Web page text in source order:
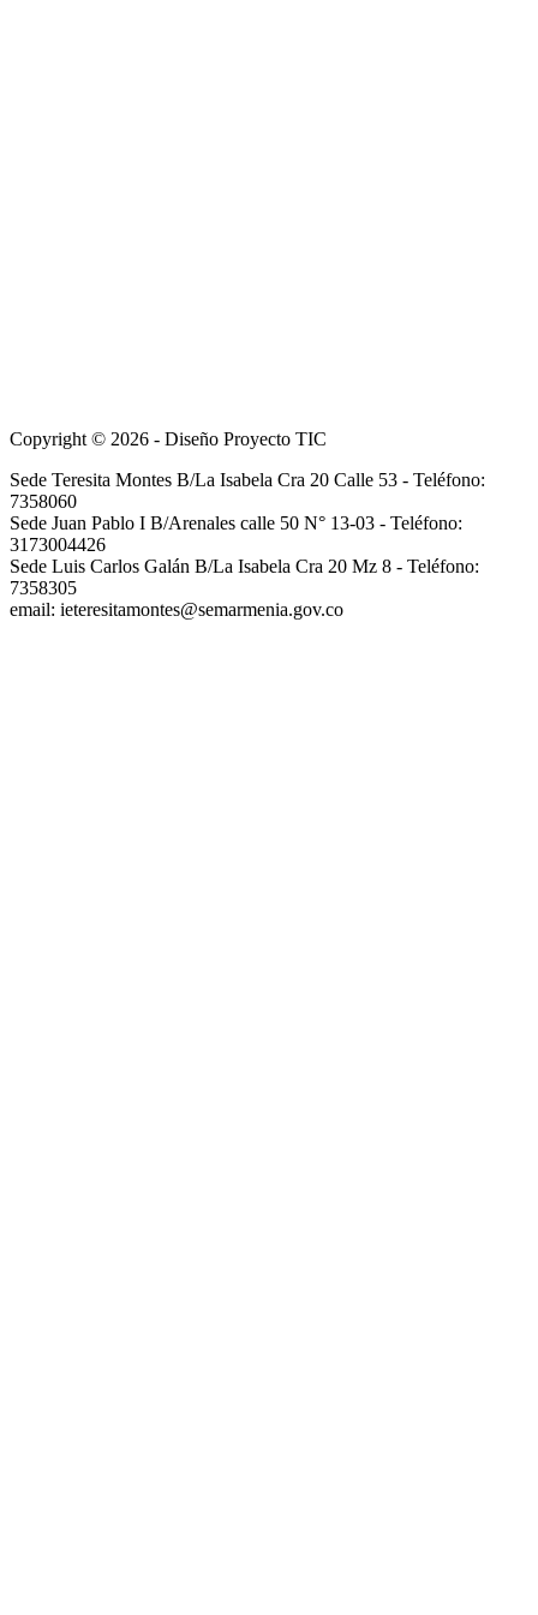
Copyright © 2026 - Diseño Proyecto TIC
Sede Teresita Montes B/La Isabela Cra 20 Calle 53 - Teléfono:
7358060
Sede Juan Pablo I B/Arenales calle 50 N° 13-03 - Teléfono:
3173004426
Sede Luis Carlos Galán B/La Isabela Cra 20 Mz 8 - Teléfono:
7358305
email: ieteresitamontes@semarmenia.gov.co